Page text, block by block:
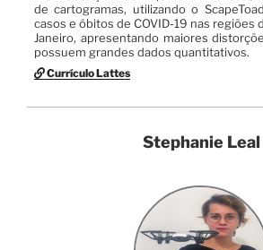
de cartogramas, utilizando o
casos e óbitos de COVID-19 nas regiões
Janeiro, apresentando maiores
possuem grandes dados quantitativos.
Currículo Lattes
Stephanie Leal